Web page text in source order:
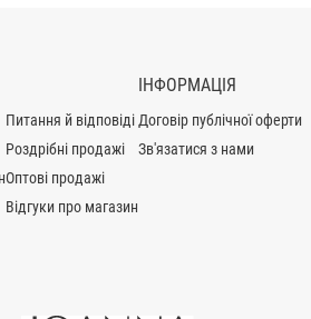
Питання й відповіді
Роздрібні продажі
Оптові продажі
Відгуки про магазин
ІНФОРМАЦІЯ
Договір публічної оферти
Зв'язатися з нами